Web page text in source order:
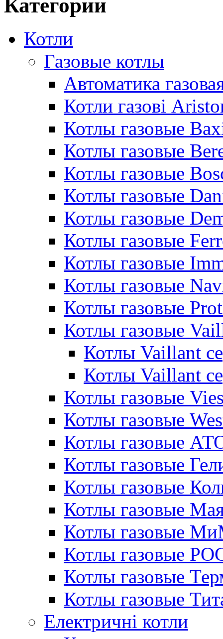
Категории
Котли
Газовые котлы
Автоматика
Котли газові
Котлы газовые
Котлы газовые
Котлы газовые
Котлы газовые
Котлы газовые
Котлы газовые
Котлы газовые
Котлы газовые
Котлы газовые
Котлы газовые
Котлы Vaillant
Котлы Vaillant
Котлы газовые
Котлы газовые
Котлы газовые
Котлы газовые
Котлы газовые
Котлы газовые
Котлы газовые
Котлы газовые
Котлы газовые
Котлы газовые
Електричні котли